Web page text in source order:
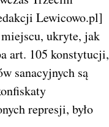
Lewicowo.pl]
miejscu, ukryte, jak
art. 105 konstytucji,
sanacyjnych są
represji, było